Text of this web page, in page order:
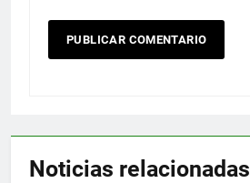
Noticias relacionadas